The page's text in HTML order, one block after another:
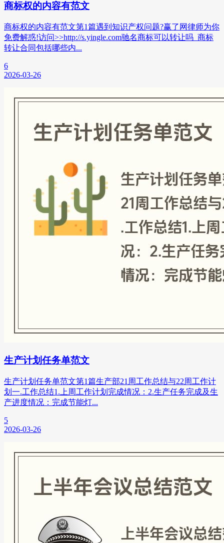
商标权的内容有范文
商标权的内容有范文第1篇遇到知识产权问题?赢了网律师为你
免费解惑!访问>>http://s.yingle.com驰名商标可以转让吗_商标
转让合同包括哪些内...
6
2026-03-26
生产计划任务单范文
生产计划任务单范文第1篇生产部21周工作总结与22周工作计
划一.工作总结1.上周工作计划完成情况：2.生产任务完成及生
产进度情况：完成节能灯...
5
2026-03-26